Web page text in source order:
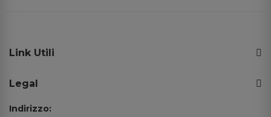
Link Utili
Legal
Indirizzo: